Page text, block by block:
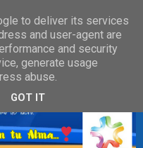
to deliver its services
and user-agent are
and security
generate usage
abuse.
GOT IT